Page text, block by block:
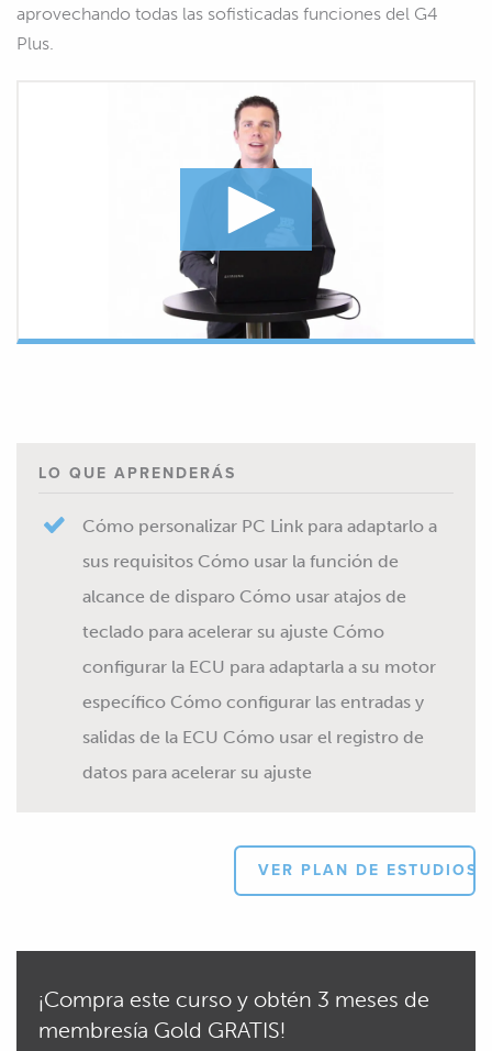
aprovechando todas las sofisticadas funciones del G4
Plus.
LO QUE APRENDERÁS
Cómo personalizar PC Link para adaptarlo a
sus requisitos Cómo usar la función de
alcance de disparo Cómo usar atajos de
teclado para acelerar su ajuste Cómo
configurar la ECU para adaptarla a su motor
específico Cómo configurar las entradas y
salidas de la ECU Cómo usar el registro de
datos para acelerar su ajuste
VER PLAN DE ESTUDIOS
¡Compra este curso y obtén 3 meses de
membresía Gold GRATIS!